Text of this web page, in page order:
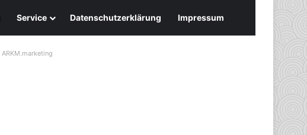
Service Datenschutzerklärung Impressum
ARKM.marketing